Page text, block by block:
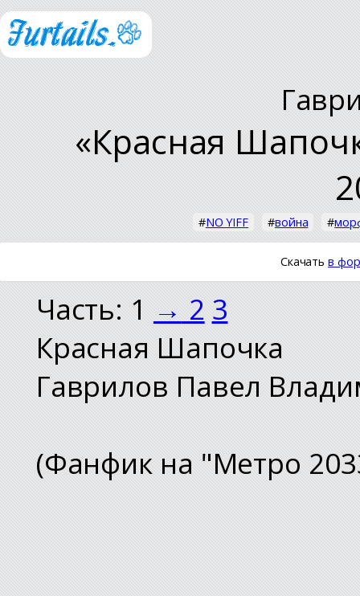
«Красная
#NO YIFF #война #
Скачатьв
Часть: 1 → 2 3
Красная Шапочка
Гаврилов Павел
(Фанфик на "Метро